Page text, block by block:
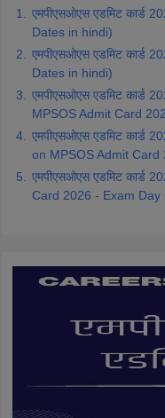
एमपीएसओएस एडमिट कार्ड
Dates in hindi)
एमपीएसओएस एडमिट कार्ड
Dates in hindi)
एमपीएसओएस एडमिट कार्ड
MPSOS Admit Card
एमपीएसओएस एडमिट कार्ड
on MPSOS Admit Card
एमपीएसओएस एडमिट कार्ड
Card 2026 - Exam Day